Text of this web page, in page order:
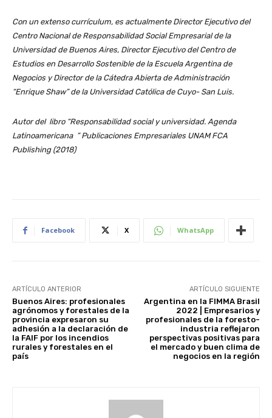
Con un extenso currículum, es actualmente Director Ejecutivo del
Centro Nacional de Responsabilidad Social Empresarial de la
Universidad de Buenos Aires, Director Ejecutivo del Centro de
Estudios en Desarrollo Sostenible de la Escuela Argentina de
Negocios y Director de la Cátedra Abierta de Administración
“Enrique Shaw” de la Universidad Católica de Cuyo- San Luis.
Autor del libro “Responsabilidad social y universidad. Agenda
Latinoamericana ” Publicaciones Empresariales UNAM FCA
Publishing (2018)
Facebook X WhatsApp
ARTÍCULO ANTERIOR
Buenos Aires: profesionales
agrónomos y forestales de la
provincia expresaron su
adhesión a la declaración de
la FAIF por los incendios
rurales y forestales en el
país
ARTÍCULO SIGUIENTE
Argentina en la FIMMA Brasil
2022 | Empresarios y
profesionales de la foresto-
industria reflejaron
perspectivas positivas para
el mercado y buen clima de
negocios en la región